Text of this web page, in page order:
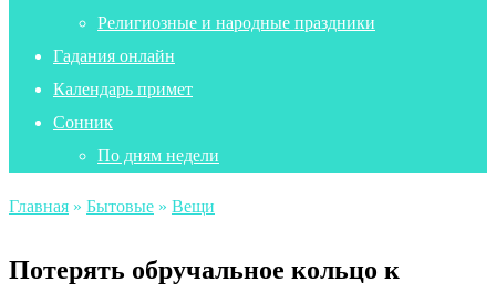
Религиозные и народные праздники
Гадания онлайн
Календарь примет
Сонник
По дням недели
Главная » Бытовые » Вещи
Потерять обручальное кольцо к